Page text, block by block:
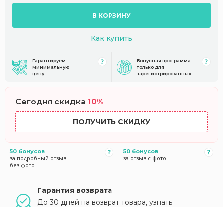
В КОРЗИНУ
Как купить
Гарантируем
минимальную
цену
Бонусная программа
только для
зарегистрированных
Сегодня скидка 10%
ПОЛУЧИТЬ СКИДКУ
50 бонусов
за подробный отзыв
без фото
50 бонусов
за отзыв с фото
Гарантия возврата
До 30 дней на возврат товара, узнать